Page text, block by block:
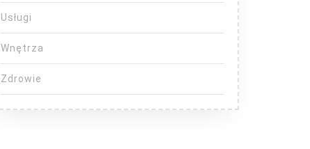
Usługi
Wnętrza
Zdrowie